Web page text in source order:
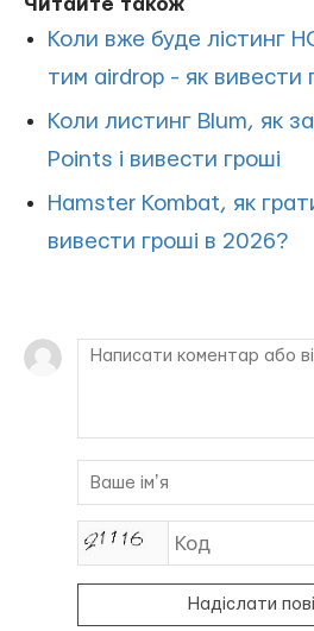
Читайте також
Коли вже буде лістинг
тим airdrop - як вивести
Коли листинг Blum, як
Points і вивести гроші
Hamster Kombat, як
вивести гроші в 2026?
Надіслати